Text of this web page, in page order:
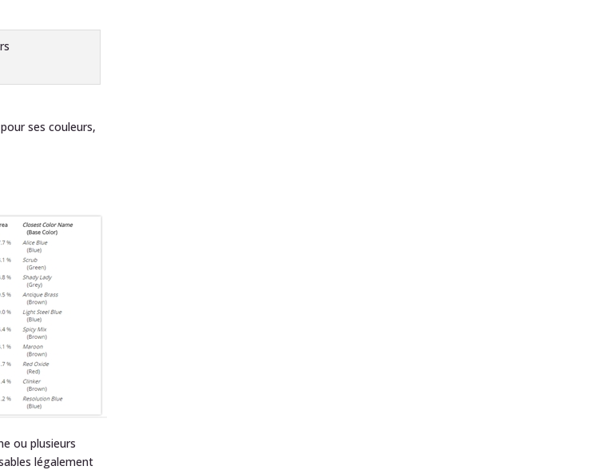
ses couleurs,
ou plusieurs
légalement